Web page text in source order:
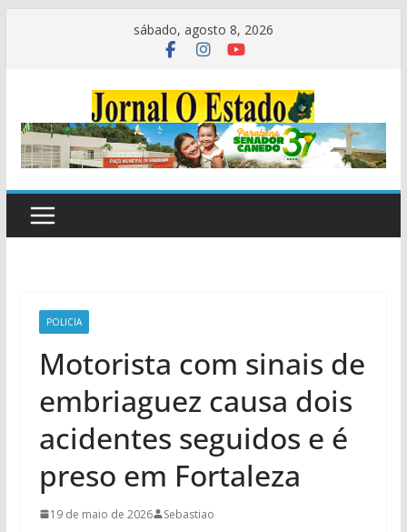
sábado, agosto 8, 2026
POLICIA
Motorista com sinais de
embriaguez causa dois
acidentes seguidos e é
preso em Fortaleza
19 de maio de 2026 Sebastiao